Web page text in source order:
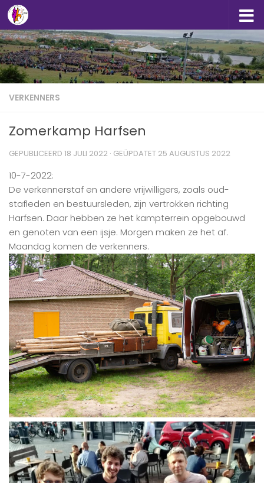
Doorgaan naar inhoud
VERKENNERS
Zomerkamp Harfsen
GEPUBLICEERD 18 JULI 2022 · GEÜPDATET 25 AUGUSTUS 2022
10-7-2022:
De verkennerstaf en andere vrijwilligers, zoals oud-
stafleden en bestuursleden, zijn vertrokken richting
Harfsen. Daar hebben ze het kampterrein opgebouwd
en genoten van een ijsje. Morgen maken ze het af.
Maandag komen de verkenners.